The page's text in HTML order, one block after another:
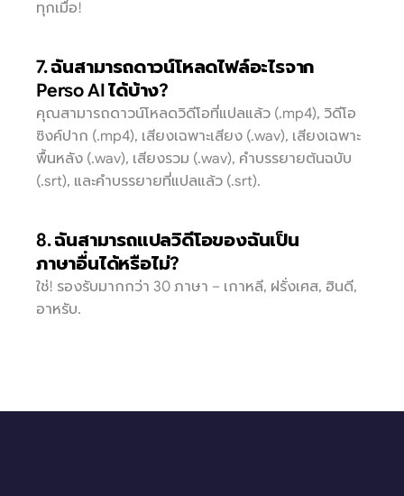
ทุกเมื่อ!
7. ฉันสามารถดาวน์โหลดไฟล์อะไรจาก
Perso AI ได้บ้าง?
คุณสามารถดาวน์โหลดวิดีโอที่แปลแล้ว (.mp4), วิดีโอ
ซิงค์ปาก (.mp4), เสียงเฉพาะเสียง (.wav), เสียงเฉพาะ
พื้นหลัง (.wav), เสียงรวม (.wav), คำบรรยายต้นฉบับ
(.srt), และคำบรรยายที่แปลแล้ว (.srt).
8. ฉันสามารถแปลวิดีโอของฉันเป็น
ภาษาอื่นได้หรือไม่?
ใช่! รองรับมากกว่า 30 ภาษา – เกาหลี, ฝรั่งเศส, ฮินดี,
อาหรับ.